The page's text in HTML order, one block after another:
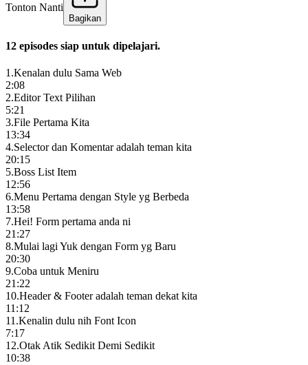
Tonton Nanti
Bagikan
12 episodes siap untuk dipelajari.
1.Kenalan dulu Sama Web
2:08
2.Editor Text Pilihan
5:21
3.File Pertama Kita
13:34
4.Selector dan Komentar adalah teman kita
20:15
5.Boss List Item
12:56
6.Menu Pertama dengan Style yg Berbeda
13:58
7.Hei! Form pertama anda ni
21:27
8.Mulai lagi Yuk dengan Form yg Baru
20:30
9.Coba untuk Meniru
21:22
10.Header & Footer adalah teman dekat kita
11:12
11.Kenalin dulu nih Font Icon
7:17
12.Otak Atik Sedikit Demi Sedikit
10:38